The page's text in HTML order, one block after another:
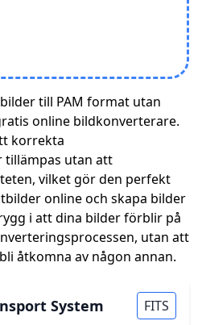
till PAM format utan
online bildkonverterare.
korrekta
utan att
vilket gör den perfekt
online och skapa bilder
i att dina bilder förblir på
utan att
åtkomna av någon annan.
System FITS